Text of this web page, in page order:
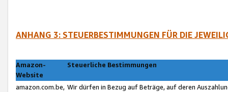
ANHANG 3: STEUERBESTIMMUNGEN FÜR DIE
Amazon-
Website
Steuerliche Bestimmungen
amazon.com.be, Wir dürfen in Bezug auf Beträge, auf deren